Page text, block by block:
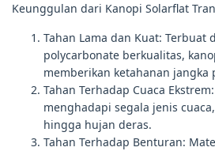
Keunggulan dari Kanopi Solarflat
Tahan Lama dan Kuat: Terbuat
polycarbonate berkualitas,
memberikan ketahanan jangka
Tahan Terhadap Cuaca
menghadapi segala jenis
hingga hujan deras.
Tahan Terhadap Benturan: